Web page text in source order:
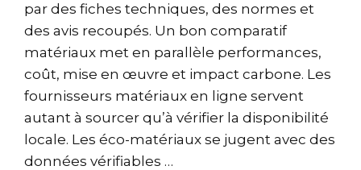
par des fiches techniques, des normes et
des avis recoupés. Un bon comparatif
matériaux met en parallèle performances,
coût, mise en œuvre et impact carbone. Les
fournisseurs matériaux en ligne servent
autant à sourcer qu’à vérifier la disponibilité
locale. Les éco-matériaux se jugent avec des
données vérifiables …